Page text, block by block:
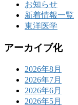
お知らせ
新着情報一覧
東洋医学
アーカイブ化
2026年8月
2026年7月
2026年6月
2026年5月